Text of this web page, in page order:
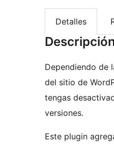
Detalles
Descripción
Dependiendo de
del sitio de
tengas
versiones.
Este plugin